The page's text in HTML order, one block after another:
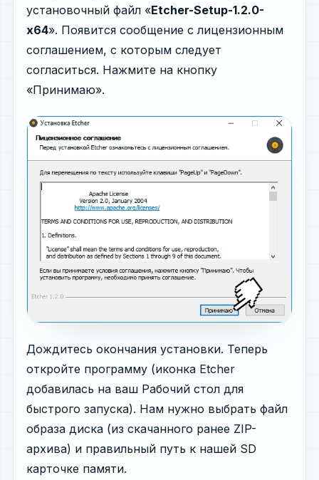
установочный файл «Etcher-Setup-1.2.0-
x64». Появится сообщение с лицензионным
соглашением, с которым следует
согласиться. Нажмите на кнопку
«Принимаю».
Дождитесь окончания установки. Теперь
откройте программу (иконка Etcher
добавилась на ваш Рабочий стол для
быстрого запуска). Нам нужно выбрать файл
образа диска (из скачанного ранее ZIP-
архива) и правильный путь к нашей SD
карточке памяти.